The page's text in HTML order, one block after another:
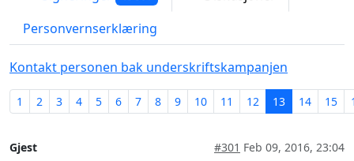
Personvernserklæring
Kontakt personen bak underskriftskampanjen
1 2 3 4 5 6 7 8 9 10 11 12 13 14 15
Gjest #301 Feb 09, 2016, 23:04